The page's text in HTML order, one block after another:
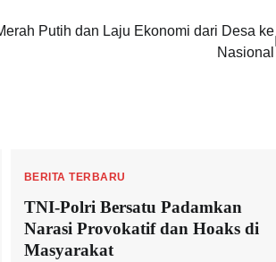
Putih dan Laju Ekonomi dari Desa ke
Nasional
BERITA TERBARU
TNI-Polri Bersatu Padamkan
Narasi Provokatif dan Hoaks di
Masyarakat